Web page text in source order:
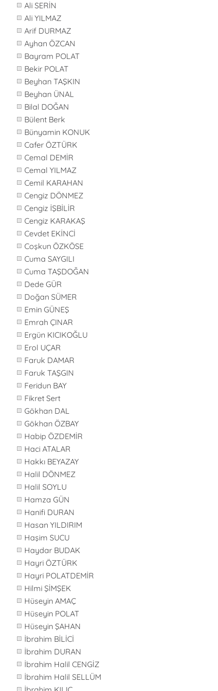
Ali SERİN
Ali YILMAZ
Arif DURMAZ
Ayhan ÖZCAN
Bayram POLAT
Bekir POLAT
Beyhan TAŞKIN
Beyhan ÜNAL
Bilal DOĞAN
Bülent Berk
Bünyamin KONUK
Cafer ÖZTÜRK
Cemal DEMİR
Cemal YILMAZ
Cemil KARAHAN
Cengiz DÖNMEZ
Cengiz İŞBİLİR
Cengiz KARAKAŞ
Cevdet EKİNCİ
Coşkun ÖZKÖSE
Cuma SAYGILI
Cuma TAŞDOĞAN
Dede GÜR
Doğan SÜMER
Emin GÜNEŞ
Emrah ÇINAR
Ergün KICIKOĞLU
Erol UÇAR
Faruk DAMAR
Faruk TAŞGIN
Feridun BAY
Fikret Sert
Gökhan DAL
Gökhan ÖZBAY
Habip ÖZDEMİR
Haci ATALAR
Hakkı BEYAZAY
Halil DÖNMEZ
Halil SOYLU
Hamza GÜN
Hanifi DURAN
Hasan YILDIRIM
Haşim SUCU
Haydar BUDAK
Hayri ÖZTÜRK
Hayri POLATDEMİR
Hilmi ŞİMŞEK
Hüseyin AMAÇ
Hüseyin POLAT
Hüseyin ŞAHAN
İbrahim BİLİCİ
İbrahim DURAN
İbrahim Halil CENGİZ
İbrahim Halil SELLÜM